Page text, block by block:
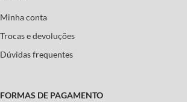
Minha conta
Trocas e devoluções
Dúvidas frequentes
FORMAS DE PAGAMENTO